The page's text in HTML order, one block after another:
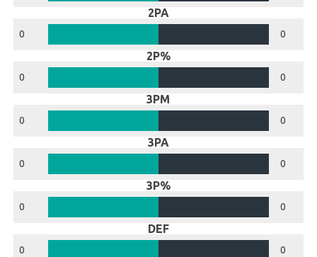
2PA
0 0
2P%
0 0
3PM
0 0
3PA
0 0
3P%
0 0
DEF
0 0